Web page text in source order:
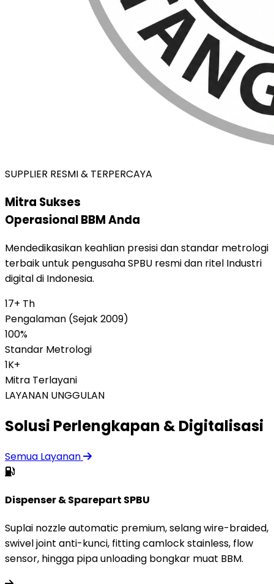
SUPPLIER RESMI & TERPERCAYA
Mitra Sukses
Operasional BBM Anda
Mendedikasikan keahlian presisi dan standar metrologi
terbaik untuk pengusaha SPBU resmi dan ritel Industri
digital di Indonesia.
17+ Th
Pengalaman (Sejak 2009)
100%
Standar Metrologi
1K+
Mitra Terlayani
LAYANAN UNGGULAN
Solusi Perlengkapan & Digitalisasi
Semua Layanan
Dispenser & Sparepart SPBU
Suplai nozzle automatic premium, selang wire-braided,
swivel joint anti-kunci, fitting camlock stainless, flow
sensor, hingga pipa unloading bongkar muat BBM.